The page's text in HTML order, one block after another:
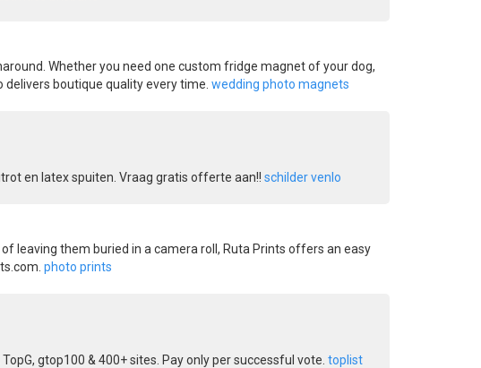
Whether you need one custom fridge magnet of your dog,
boutique quality every time. wedding photo magnets
en latex spuiten. Vraag gratis offerte aan!! schilder venlo
leaving them buried in a camera roll, Ruta Prints offers an easy
photo prints
gtop100 & 400+ sites. Pay only per successful vote. toplist